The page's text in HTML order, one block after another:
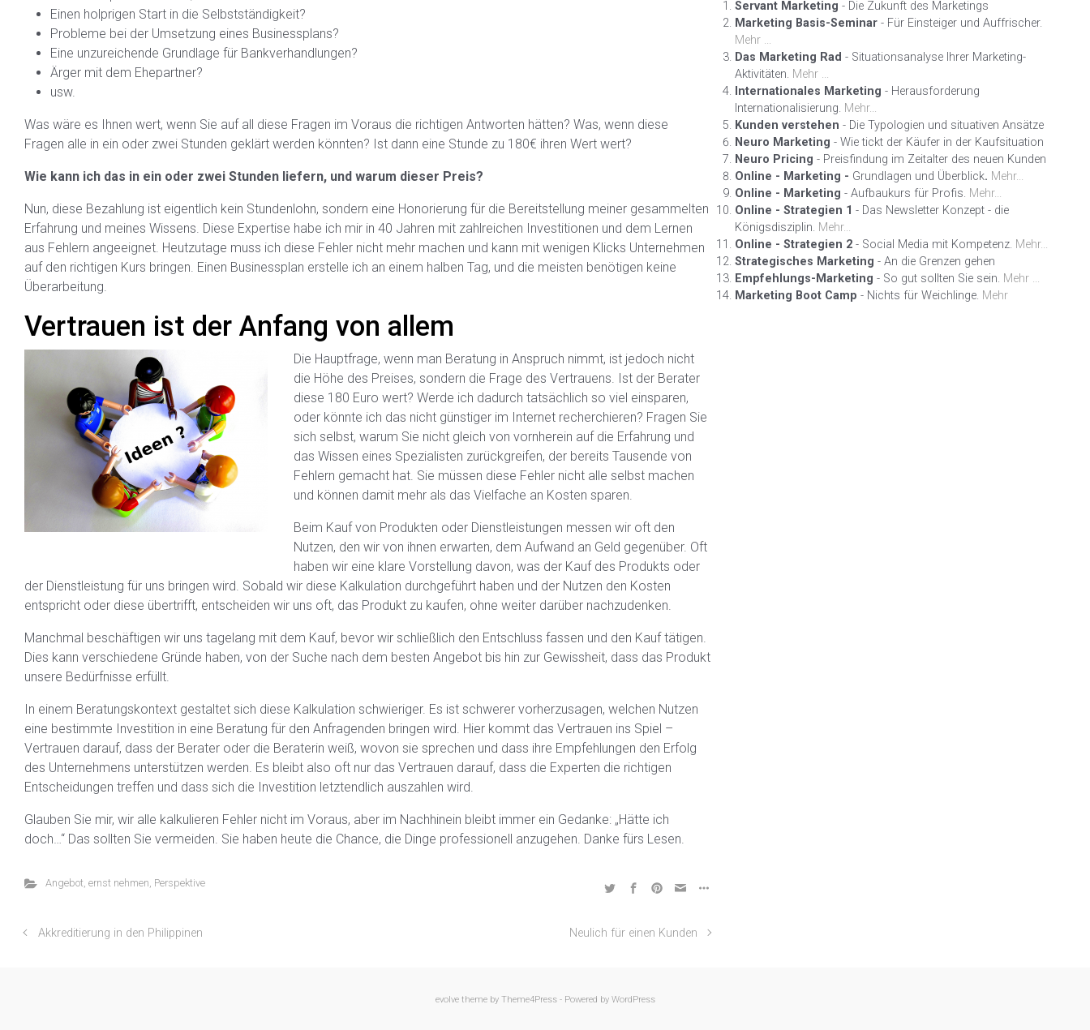
Einen holprigen Start in die Selbstständigkeit?
Probleme bei der Umsetzung eines Businessplans?
Eine unzureichende Grundlage für Bankverhandlungen?
Ärger mit dem Ehepartner?
usw.
Was wäre es Ihnen wert, wenn Sie auf all diese Fragen im Voraus die richtigen Antworten hätten? Was, wenn diese
Fragen alle in ein oder zwei Stunden geklärt werden könnten? Ist dann eine Stunde zu 180€ ihren Wert wert?
Wie kann ich das in ein oder zwei Stunden liefern, und warum dieser Preis?
Nun, diese Bezahlung ist eigentlich kein Stundenlohn, sondern eine Honorierung für die Bereitstellung meiner gesammelten
Erfahrung und meines Wissens. Diese Expertise habe ich mir in 40 Jahren mit zahlreichen Investitionen und dem Lernen
aus Fehlern angeeignet. Heutzutage muss ich diese Fehler nicht mehr machen und kann mit wenigen Klicks Unternehmen
auf den richtigen Kurs bringen. Einen Businessplan erstelle ich an einem halben Tag, und die meisten benötigen keine
Überarbeitung.
Vertrauen ist der Anfang von allem
Die Hauptfrage, wenn man Beratung in Anspruch nimmt, ist jedoch nicht
die Höhe des Preises, sondern die Frage des Vertrauens. Ist der Berater
diese 180 Euro wert? Werde ich dadurch tatsächlich so viel einsparen,
oder könnte ich das nicht günstiger im Internet recherchieren? Fragen Sie
sich selbst, warum Sie nicht gleich von vornherein auf die Erfahrung und
das Wissen eines Spezialisten zurückgreifen, der bereits Tausende von
Fehlern gemacht hat. Sie müssen diese Fehler nicht alle selbst machen
und können damit mehr als das Vielfache an Kosten sparen.
Beim Kauf von Produkten oder Dienstleistungen messen wir oft den
Nutzen, den wir von ihnen erwarten, dem Aufwand an Geld gegenüber. Oft
haben wir eine klare Vorstellung davon, was der Kauf des Produkts oder
der Dienstleistung für uns bringen wird. Sobald wir diese Kalkulation durchgeführt haben und der Nutzen den Kosten
entspricht oder diese übertrifft, entscheiden wir uns oft, das Produkt zu kaufen, ohne weiter darüber nachzudenken.
Manchmal beschäftigen wir uns tagelang mit dem Kauf, bevor wir schließlich den Entschluss fassen und den Kauf tätigen.
Dies kann verschiedene Gründe haben, von der Suche nach dem besten Angebot bis hin zur Gewissheit, dass das Produkt
unsere Bedürfnisse erfüllt.
In einem Beratungskontext gestaltet sich diese Kalkulation schwieriger. Es ist schwerer vorherzusagen, welchen Nutzen
eine bestimmte Investition in eine Beratung für den Anfragenden bringen wird. Hier kommt das Vertrauen ins Spiel –
Vertrauen darauf, dass der Berater oder die Beraterin weiß, wovon sie sprechen und dass ihre Empfehlungen den Erfolg
des Unternehmens unterstützen werden. Es bleibt also oft nur das Vertrauen darauf, dass die Experten die richtigen
Entscheidungen treffen und dass sich die Investition letztendlich auszahlen wird.
Glauben Sie mir, wir alle kalkulieren Fehler nicht im Voraus, aber im Nachhinein bleibt immer ein Gedanke: „Hätte ich
doch…“ Das sollten Sie vermeiden. Sie haben heute die Chance, die Dinge professionell anzugehen. Danke fürs Lesen.
Angebot, ernst nehmen, Perspektive
Akkreditierung in den Philippinen Neulich für einen Kunden
Servant Marketing - Die Zukunft des Marketings
Marketing Basis-Seminar - Für Einsteiger und Auffrischer.
Mehr ...
Das Marketing Rad - Situationsanalyse Ihrer Marketing-
Aktivitäten. Mehr ...
Internationales Marketing - Herausforderung
Internationalisierung. Mehr...
Kunden verstehen - Die Typologien und situativen Ansätze
Neuro Marketing - Wie tickt der Käufer in der Kaufsituation
Neuro Pricing - Preisfindung im Zeitalter des neuen Kunden
Online - Marketing - Grundlagen und Überblick. Mehr...
Online - Marketing - Aufbaukurs für Profis. Mehr...
Online - Strategien 1 - Das Newsletter Konzept - die
Königsdisziplin. Mehr...
Online - Strategien 2 - Social Media mit Kompetenz. Mehr...
Strategisches Marketing - An die Grenzen gehen
Empfehlungs-Marketing - So gut sollten Sie sein. Mehr ...
Marketing Boot Camp - Nichts für Weichlinge. Mehr
evolvetheme by Theme4Press - Powered by WordPress